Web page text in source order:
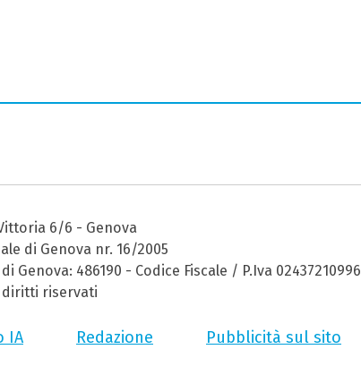
6/6 - Genova
di Genova nr. 16/2005
Genova: 486190 - Codice Fiscale / P.Iva 02437210996
diritti riservati
IA Redazione Pubblicità sul sito